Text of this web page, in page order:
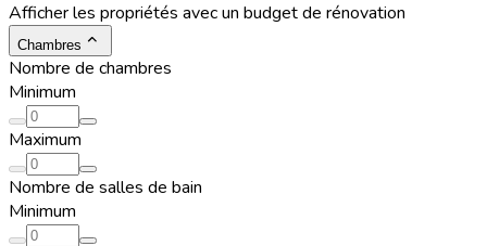
Afficher les propriétés avec un budget de rénovation
Chambres
Nombre de chambres
Minimum
Maximum
Nombre de salles de bain
Minimum